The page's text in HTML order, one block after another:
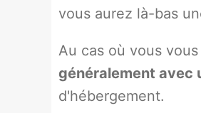
vous aurez là-bas
Au cas où vous
généralement avec
d'hébergement.